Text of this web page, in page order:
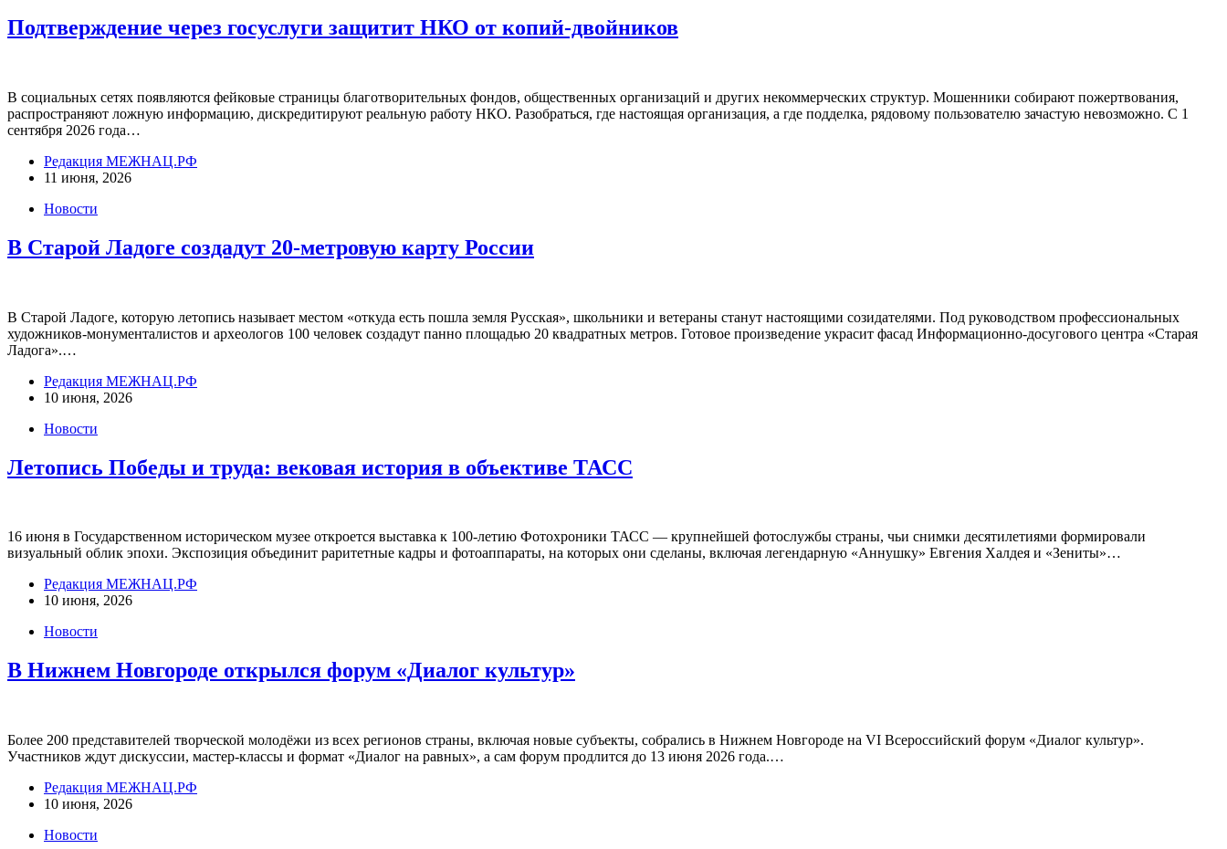
Подтверждение через госуслуги защитит НКО от копий-двойников
В социальных сетях появляются фейковые страницы благотворительных фондов, общественных организаций и других некоммерческих структур. Мошенники собирают пожертвования,
распространяют ложную информацию, дискредитируют реальную работу НКО. Разобраться, где настоящая организация, а где подделка, рядовому пользователю зачастую невозможно. С 1
сентября 2026 года…
Редакция МЕЖНАЦ.РФ
11 июня, 2026
Новости
В Старой Ладоге создадут 20-метровую карту России
В Старой Ладоге, которую летопись называет местом «откуда есть пошла земля Русская», школьники и ветераны станут настоящими созидателями. Под руководством профессиональных
художников-монументалистов и археологов 100 человек создадут панно площадью 20 квадратных метров. Готовое произведение украсит фасад Информационно-досугового центра «Старая
Ладога».…
Редакция МЕЖНАЦ.РФ
10 июня, 2026
Новости
Летопись Победы и труда: вековая история в объективе ТАСС
16 июня в Государственном историческом музее откроется выставка к 100-летию Фотохроники ТАСС — крупнейшей фотослужбы страны, чьи снимки десятилетиями формировали
визуальный облик эпохи. Экспозиция объединит раритетные кадры и фотоаппараты, на которых они сделаны, включая легендарную «Аннушку» Евгения Халдея и «Зениты»…
Редакция МЕЖНАЦ.РФ
10 июня, 2026
Новости
В Нижнем Новгороде открылся форум «Диалог культур»
Более 200 представителей творческой молодёжи из всех регионов страны, включая новые субъекты, собрались в Нижнем Новгороде на VI Всероссийский форум «Диалог культур».
Участников ждут дискуссии, мастер-классы и формат «Диалог на равных», а сам форум продлится до 13 июня 2026 года.…
Редакция МЕЖНАЦ.РФ
10 июня, 2026
Новости